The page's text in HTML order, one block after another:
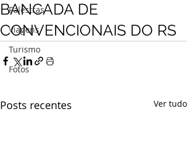
Palestras
Viagens
Turismo
Fotos
BANCADA DE
CONVENCIONAIS DO RS
Posts recentes Ver tudo